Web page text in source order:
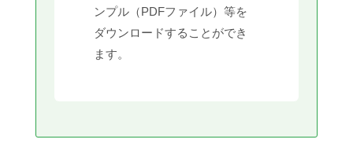
ンプル（PDFファイル）等を
ダウンロードすることができ
ます。